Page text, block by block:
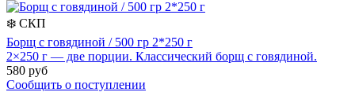
❄️ СКП
Борщ с говядиной / 500 гр 2*250 г
2×250 г — две порции. Классический борщ с говядиной.
580 руб
Сообщить о поступлении